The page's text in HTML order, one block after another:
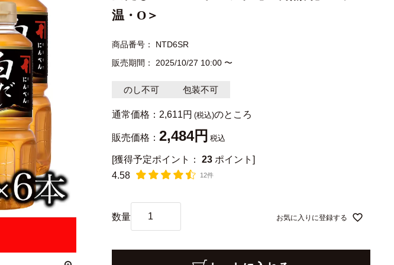
温・O＞
商品番号
NTD6SR
販売期間
2025/10/27 10:00 〜
のし不可 包装不可
通常価格： 2,611 のところ
販売価格： 2,484 税込
[獲得予定ポイント： 23 ポイント]
4.58
12件
お気に入りに登録する